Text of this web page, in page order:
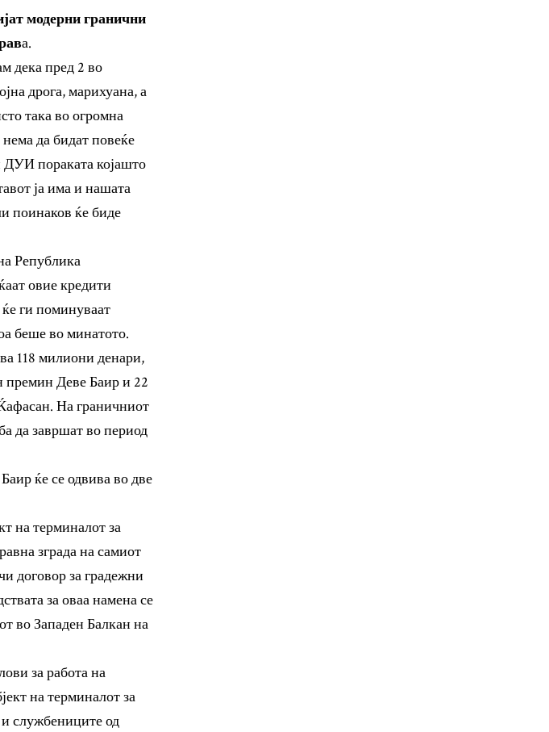
модерни гранични
а.
дека пред 2 во
дрога, марихуана, а
така во огромна
да бидат повеќе
пораката којашто
ја има и нашата
поинаков ќе биде
Република
овие кредити
ги поминуваат
беше во минатото.
118 милиони денари,
премин Деве Баир и 22
На граничниот
да завршат во период
ќе се одвива во две
на терминалот за
зграда на самиот
договор за градежни
за оваа намена се
во Западен Балкан на
за работа на
на терминалот за
службениците од